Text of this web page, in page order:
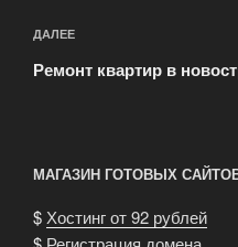
Следующая
запись
ДАЛЕЕ
Ремонт квартир в
МАГАЗИН ГОТОВЫХ САЙТОВ
$ Хостинг от 92 рублей